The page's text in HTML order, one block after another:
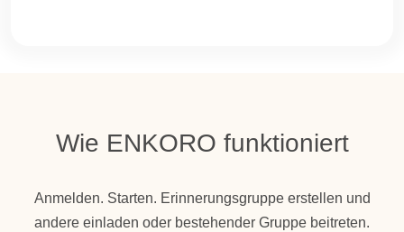
Wie ENKORO funktioniert
Anmelden. Starten. Erinnerungsgruppe erstellen und
andere einladen oder bestehender Gruppe beitreten.